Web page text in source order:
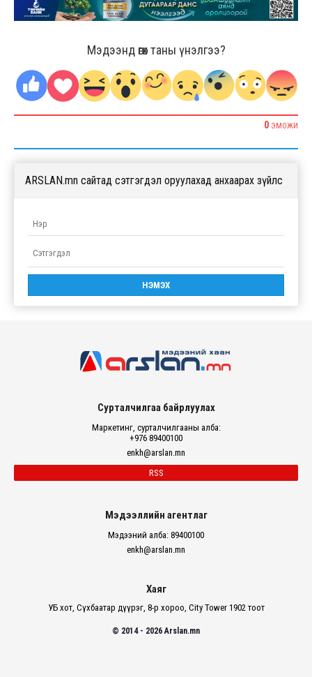
Мэдээнд өгөх таны үнэлгээ?
0 ЭМОЖИ
ARSLAN.mn сайтад сэтгэгдэл оруулахад анхаарах зүйлс
Сурталчилгаа байрлуулах
Маркетинг, сурталчилгааны алба:
+976 89400100
enkh@arslan.mn
RSS
Мэдээллийн агентлаг
Мэдээний алба: 89400100
enkh@arslan.mn
Хаяг
УБ хот, Сүхбаатар дүүрэг, 8-р хороо, City Tower 1902 тоот
© 2014 - 2026 Arslan.mn